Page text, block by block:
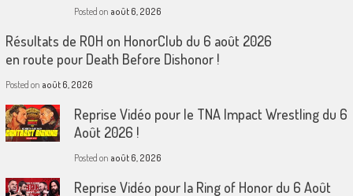
Posted on août 6, 2026
Résultats de ROH on HonorClub du 6 août 2026
en route pour Death Before Dishonor !
Posted on août 6, 2026
Reprise Vidéo pour le TNA Impact Wrestling du 6
Août 2026 !
Posted on août 6, 2026
Reprise Vidéo pour la Ring of Honor du 6 Août